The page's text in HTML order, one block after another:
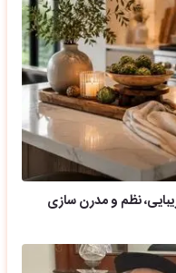
نظم و مدرن سازی